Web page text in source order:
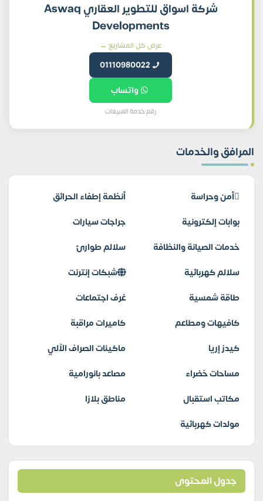
شركة اسواق للتطوير العقاري Aswaq
Developments
عرض كل المشاريع →
01110980022
واتساب
رقم خدمة المبيعات
المرافق والخدمات
أمن وحراسة
أنظمة إطفاء الحرائق
بوابات إلكترونية
جراجات سيارات
خدمات الصيانة والنظافة
سلالم طوارئ
سلالم كهربائية
شبكات إنترنت
طاقة شمسية
غرف اجتماعات
كافيهات ومطاعم
كاميرات مراقبة
كيدز إريا
ماكينات الصراف الآلي
مساحات خضراء
مصاعد بانورامية
مكاتب استقبال
مناطق بلازا
مولدات كهربائية
جدول المحتوى